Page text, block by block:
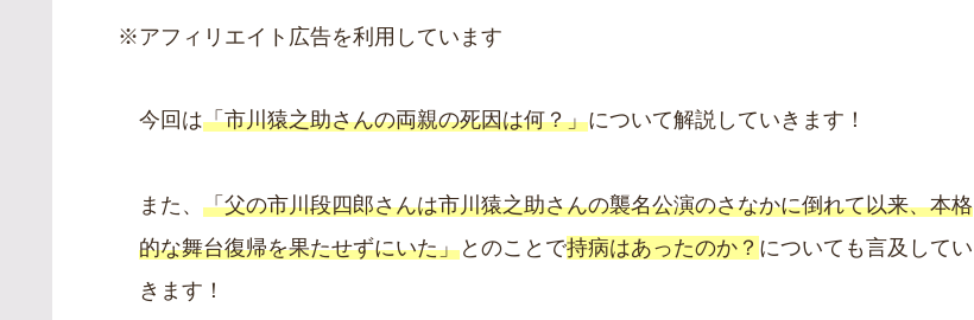
※アフィリエイト広告を利用しています
今回は「市川猿之助さんの両親の死因は何？」について解説していきます！
また、 「父の市川段四郎さんは市川猿之助さんの襲名公演のさなかに倒れて以来、本格
的な舞台復帰を果たせずにいた」とのことで持病はあったのか？ についても言及してい
きます！